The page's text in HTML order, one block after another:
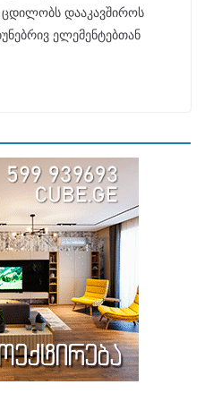
დააკავშიროს
ელემენტებთან